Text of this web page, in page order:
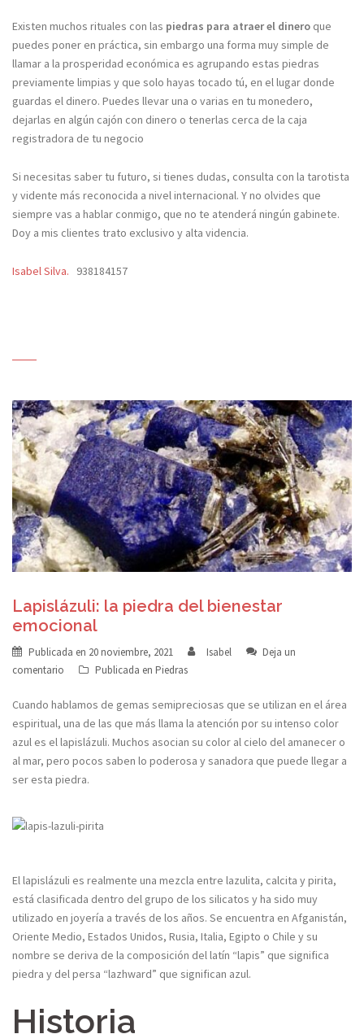
Existen muchos rituales con las piedras para atraer el dinero que
puedes poner en práctica, sin embargo una forma muy simple de
llamar a la prosperidad económica es agrupando estas piedras
previamente limpias y que solo hayas tocado tú, en el lugar donde
guardas el dinero. Puedes llevar una o varias en tu monedero,
dejarlas en algún cajón con dinero o tenerlas cerca de la caja
registradora de tu negocio
Si necesitas saber tu futuro, si tienes dudas, consulta con la tarotista
y vidente más reconocida a nivel internacional. Y no olvides que
siempre vas a hablar conmigo, que no te atenderá ningún gabinete.
Doy a mis clientes trato exclusivo y alta videncia.
Isabel Silva. 938184157
Lapislázuli: la piedra del bienestar
emocional
Publicada en 20 noviembre, 2021 Isabel
Deja un
comentario
Publicada en Piedras
Cuando hablamos de gemas semipreciosas que se utilizan en el área
espiritual, una de las que más llama la atención por su intenso color
azul es el lapislázuli. Muchos asocian su color al cielo del amanecer o
al mar, pero pocos saben lo poderosa y sanadora que puede llegar a
ser esta piedra.
El lapislázuli es realmente una mezcla entre lazulita, calcita y pirita,
está clasificada dentro del grupo de los silicatos y ha sido muy
utilizado en joyería a través de los años. Se encuentra en Afganistán,
Oriente Medio, Estados Unidos, Rusia, Italia, Egipto o Chile y su
nombre se deriva de la composición del latín “lapis” que significa
piedra y del persa “lazhward” que significan azul.
Historia